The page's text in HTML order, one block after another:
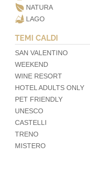
NATURA
LAGO
TEMI CALDI
SAN VALENTINO
WEEKEND
WINE RESORT
HOTEL ADULTS ONLY
PET FRIENDLY
UNESCO
CASTELLI
TRENO
MISTERO